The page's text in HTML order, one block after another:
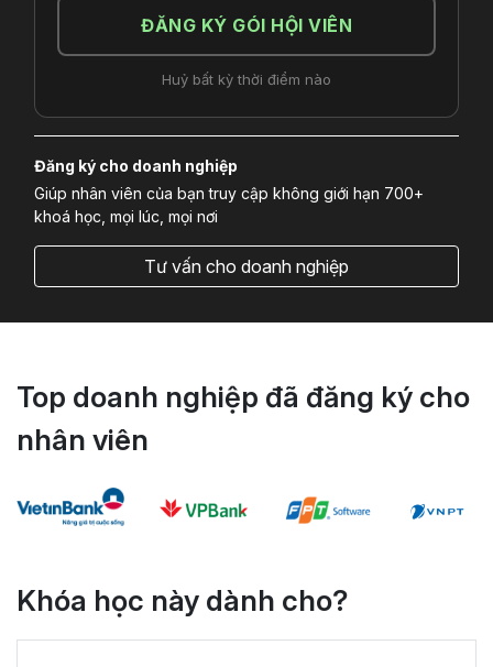
ĐĂNG KÝ GÓI HỘI VIÊN
Huỷ bất kỳ thời điểm nào
Đăng ký cho doanh nghiệp
Giúp nhân viên của bạn truy cập không giới hạn 700+
khoá học, mọi lúc, mọi nơi
Tư vấn cho doanh nghiệp
Top doanh nghiệp đã đăng ký cho
nhân viên
Khóa học này dành cho?